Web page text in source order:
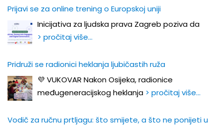
Prijavi se za online trening o Europskoj uniji
Inicijativa za ljudska prava Zagreb poziva da
> pročitaj više…
Pridruži se radionici heklanja ljubičastih ruža
💜 VUKOVAR Nakon Osijeka, radionice
međugeneracijskog heklanja > pročitaj više…
Vodič za ručnu prtljagu: što smijete, a što ne ponijeti u